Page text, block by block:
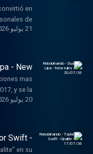
en
de
su tercer
21 يوليو 2026
- New
07/26
mas
y se la
estrella
antes.
20 يوليو 2026
Swift -
07/26
en su